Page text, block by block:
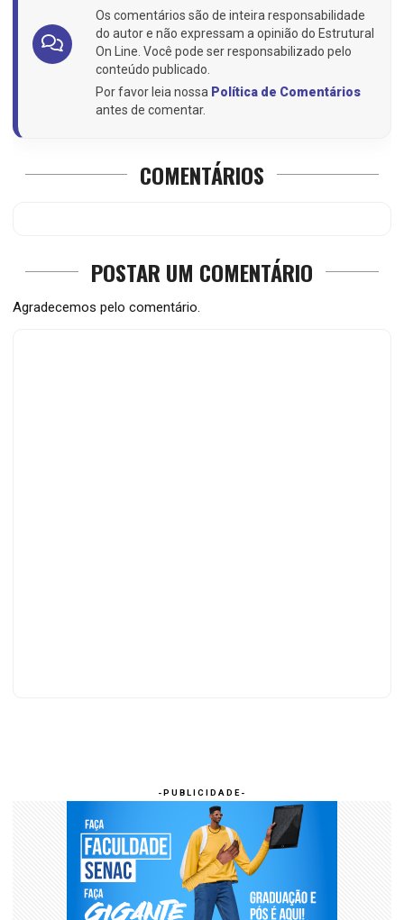
Os comentários são de inteira responsabilidade
do autor e não expressam a opinião do Estrutural
On Line. Você pode ser responsabilizado pelo
conteúdo publicado.
Por favor leia nossa Política de Comentários
antes de comentar.
COMENTÁRIOS
POSTAR UM COMENTÁRIO
Agradecemos pelo comentário.